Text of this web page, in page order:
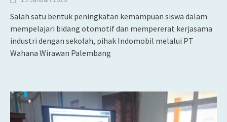
Salah satu bentuk peningkatan kemampuan siswa dalam
mempelajari bidang otomotif dan mempererat kerjasama
industri dengan sekolah, pihak Indomobil melalui PT
Wahana Wirawan Palembang